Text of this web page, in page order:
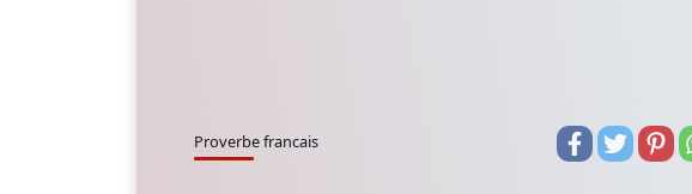
Proverbe francais